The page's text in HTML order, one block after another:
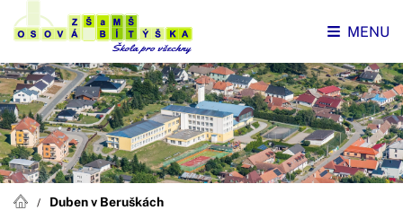
MENU
Duben v Beruškách